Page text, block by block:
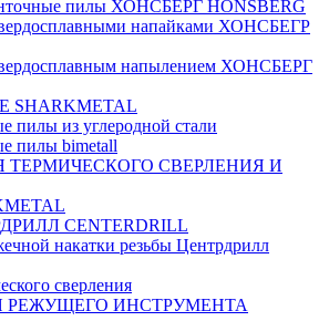
пилы ХОНСБЕРГ HONSBERG
напайками ХОНСБЕГР
напылением ХОНСБЕРГ
пилы из углеродной стали
пилы bimetall
ТЕРМИЧЕСКОГО СВЕРЛЕНИЯ И
CENTERDRILL
накатки резьбы Центрдрилл
сверления
РЕЖУЩЕГО ИНСТРУМЕНТА